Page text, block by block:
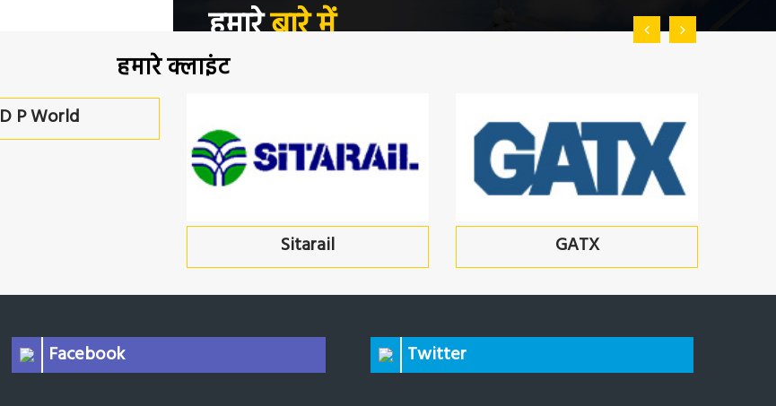
हमारेबारे में
ब्रेथवेट की स्थापना 1913 में स्ट्रक्चरल स्टील वर्क्स के निर्माण के लिए, ब्रेथवेट एण्ड
रेलवे के लिए वैगनों के निर्माण कार्य की शुरुआत कलकत्ता में क्लाइव वर्क्स ने 1934
से की।
इस बीच 28 फरवरी, 1930 को कम्पनी को ब्रेथवेट एण्ड कम्पनी (इंडिया) लिमिटेड के
रूप में तत्कालीन बंगाल में शामिल कर लिया गया। वर्ष 1960 में ब्रेथवेट के, हुगली
जिले के भद्रेश्वर में स्थित एंगस वर्क्स का सेटअप क्रेन, फाउंड्री उत्पादों, मशीनरी घटकों
आदि के निर्माण के लिए किया गया।
वाली उपक्रम के रूप में पंजीकृत और निगमित किया गया ।आज कंपनी की तीन
इकाइयाँ पश्चिम बंगाल के कोलकता में, क्लाइव वर्क्स और विक्टोरिया वर्क्स एवं
हमारे क्लाइंट
D P World
Sitarail GATX
Facebook Twitter